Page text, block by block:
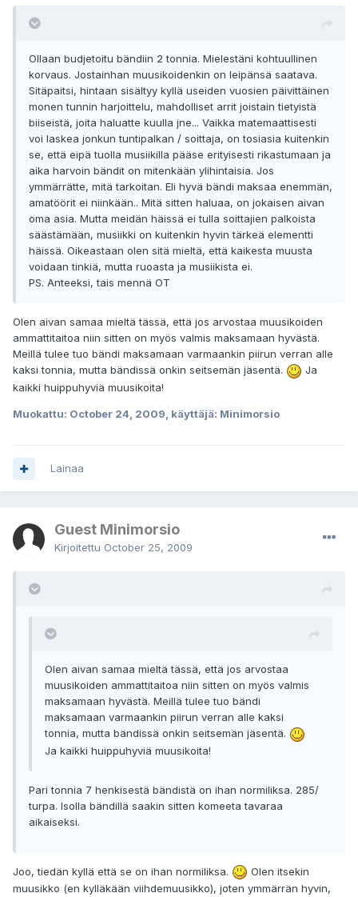
Ollaan budjetoitu bändiin 2 tonnia. Mielestäni kohtuullinen
korvaus. Jostainhan muusikoidenkin on leipänsä saatava.
Sitäpaitsi, hintaan sisältyy kyllä useiden vuosien päivittäinen
monen tunnin harjoittelu, mahdolliset arrit joistain tietyistä
biiseistä, joita haluatte kuulla jne... Vaikka matemaattisesti
voi laskea jonkun tuntipalkan / soittaja, on tosiasia kuitenkin
se, että eipä tuolla musiikilla pääse erityisesti rikastumaan ja
aika harvoin bändit on mitenkään ylihintaisia. Jos
ymmärrätte, mitä tarkoitan. Eli hyvä bändi maksaa enemmän,
amatöörit ei niinkään.. Mitä sitten haluaa, on jokaisen aivan
oma asia. Mutta meidän häissä ei tulla soittajien palkoista
säästämään, musiikki on kuitenkin hyvin tärkeä elementti
häissä. Oikeastaan olen sitä mieltä, että kaikesta muusta
voidaan tinkiä, mutta ruoasta ja musiikista ei.
PS. Anteeksi, tais mennä OT
Olen aivan samaa mieltä tässä, että jos arvostaa muusikoiden
ammattitaitoa niin sitten on myös valmis maksamaan hyvästä.
Meillä tulee tuo bändi maksamaan varmaankin piirun verran alle
kaksi tonnia, mutta bändissä onkin seitsemän jäsentä.
Ja
kaikki huippuhyviä muusikoita!
Muokattu: October 24, 2009 , käyttäjä: Minimorsio
Lainaa
Guest Minimorsio
Kirjoitettu October 25, 2009
Olen aivan samaa mieltä tässä, että jos arvostaa
muusikoiden ammattitaitoa niin sitten on myös valmis
maksamaan hyvästä. Meillä tulee tuo bändi
maksamaan varmaankin piirun verran alle kaksi
tonnia, mutta bändissä onkin seitsemän jäsentä.
Ja kaikki huippuhyviä muusikoita!
Pari tonnia 7 henkisestä bändistä on ihan normiliksa. 285/
turpa. Isolla bändillä saakin sitten komeeta tavaraa
aikaiseksi.
Joo, tiedän kyllä että se on ihan normiliksa.
Olen itsekin
muusikko (en kylläkään viihdemuusikko), joten ymmärrän hyvin,